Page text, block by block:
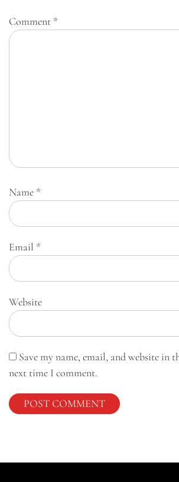
Comment *
Name *
Email *
Website
Save my name, email, and website in
next time I comment.